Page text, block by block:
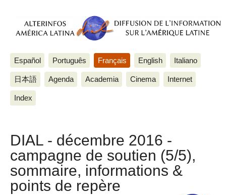
Español Português Français English Italiano
日本語 Agenda Academia Cinema Internet
Index
DIAL - décembre 2016 -
campagne de soutien (5/5),
sommaire, informations &
points de repère